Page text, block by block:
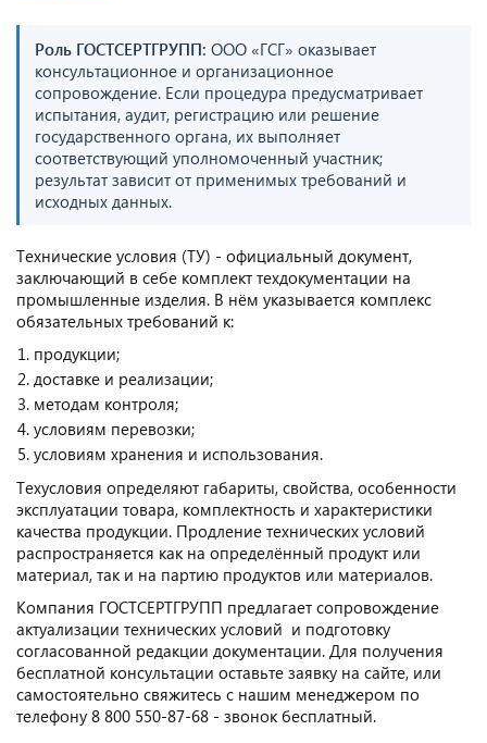
Роль ГОСТСЕРТГРУПП: ООО «ГСГ» оказывает
консультационное и организационное
сопровождение. Если процедура предусматривает
испытания, аудит, регистрацию или решение
государственного органа, их выполняет
соответствующий уполномоченный участник;
результат зависит от применимых требований и
исходных данных.
Технические условия (ТУ) - официальный документ,
заключающий в себе комплект техдокументации на
промышленные изделия. В нём указывается комплекс
обязательных требований к:
продукции;
доставке и реализации;
методам контроля;
условиям перевозки;
условиям хранения и использования.
Техусловия определяют габариты, свойства, особенности
эксплуатации товара, комплектность и характеристики
качества продукции. Продление технических условий
распространяется как на определённый продукт или
материал, так и на партию продуктов или материалов.
Компания ГОСТСЕРТГРУПП предлагает сопровождение
актуализации технических условий и подготовку
согласованной редакции документации. Для получения
бесплатной консультации оставьте заявку на сайте, или
самостоятельно свяжитесь с нашим менеджером по
телефону 8 800 550-87-68 - звонок бесплатный.